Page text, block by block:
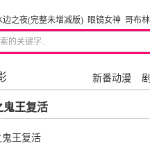
边之夜(完整未增减版) 眼镜女神 哥布
新番动漫
鬼王复活
王复活